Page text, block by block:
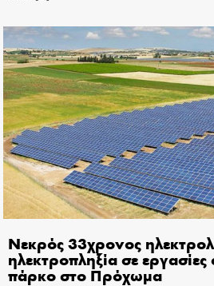
Νεκρός 33χρονος
ηλεκτροπληξία σε
πάρκο στο Πρόχωμα